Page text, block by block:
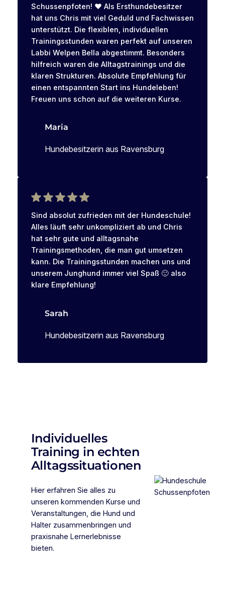
Schussenpfoten! ❤️ Als Ersthundebesitzer
hat uns Chris mit viel Geduld und Fachwissen
unterstützt. Die flexiblen, individuellen
Trainingsstunden waren perfekt auf unseren
Labbi Welpen Bella abgestimmt. Besonders
hilfreich waren die Alltagstrainings und die
klaren Strukturen. Absolute Empfehlung für
einen entspannten Start ins Hundeleben!
Freuen uns schon auf die weiteren Kurse.
Maria
Hundebesitzerin aus Ravensburg
Sind absolut zufrieden mit der Hundeschule!
Alles läuft sehr unkompliziert ab und Chris
hat sehr gute und alltagsnahe
Trainingsmethoden, die man gut umsetzen
kann. Die Trainingsstunden machen uns und
unserem Junghund immer viel Spaß 🙂 also
klare Empfehlung!
Sarah
Hundebesitzerin aus Ravensburg
Individuelles
Training in echten
Alltagssituationen
Hier erfahren Sie alles zu
unseren kommenden Kurse und
Veranstaltungen, die Hund und
Halter zusammenbringen und
praxisnahe Lernerlebnisse
bieten.